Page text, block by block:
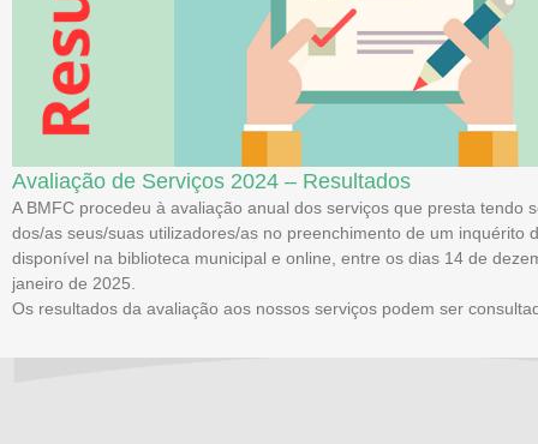
Avaliação de Serviços 2024 – Resultados
A BMFC procedeu à avaliação anual dos serviços que presta tendo
dos/as seus/suas utilizadores/as no preenchimento de um inquérito
disponível na biblioteca municipal e online, entre os dias 14 de
janeiro de 2025.
Os resultados da avaliação aos nossos serviços podem ser